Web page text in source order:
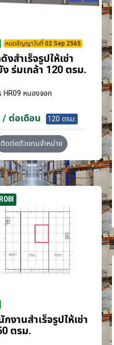
หมดสัญญาวันที่ 02 Sep 2565
งสำเร็จรูปให้เช่า
ร่มเกล้า 120 ตรม.
HR09 หนองจอก
/ ต่อเดือน 120 ตรม.
ติดต่อตัวแทนจำหน่าย
งานสำเร็จรูปให้เช่า
ตรม.